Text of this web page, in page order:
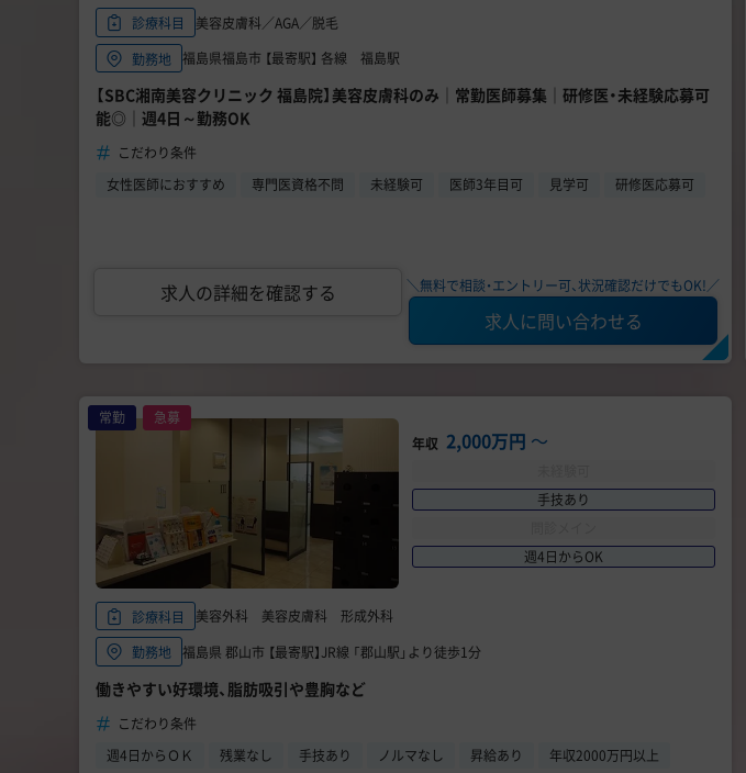
診療科目
美容皮膚科／AGA／脱毛
勤務地 福島県福島市 【最寄駅】 各線 福島駅
【SBC湘南美容クリニック 福島院】美容皮膚科のみ｜常勤医師募集｜研修医・未経験応募可
能◎｜週4日～勤務OK
こだわり条件
女性医師におすすめ
専門医資格不問 未経験可 医師3年目可 見学可 研修医応募可
求人の詳細を確認する ＼無料で相談・エントリー可、状況確認だけでもOK!／
求人に問い合わせる
常勤
急募
年収 2,000万円 〜
手技あり
週4日からOK
診療科目
美容外科 美容皮膚科 形成外科
勤務地 福島県 郡山市 【最寄駅】JR線 「郡山駅」より徒歩1分
働きやすい好環境、脂肪吸引や豊胸など
こだわり条件
週4日からＯＫ
残業なし 手技あり ノルマなし 昇給あり 年収2000万円以上